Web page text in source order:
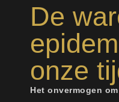
De
onze
Het onvermogen